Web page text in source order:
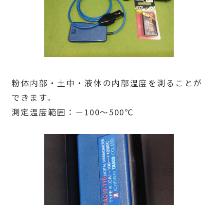
粉体内部・土中・液体の内部温度を測ることが
できます。
測定温度範囲：－100～500℃